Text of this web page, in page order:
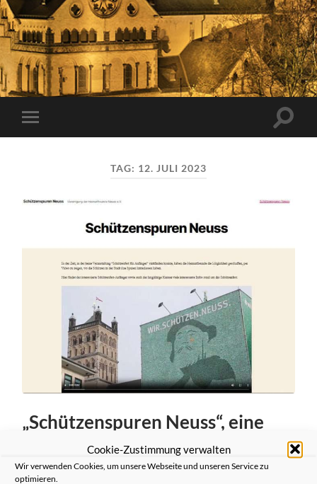
Cookie-Zustimmung verwalten
Wir verwenden Cookies, um unsere Webseite und unseren Service zu
optimieren.
Mobile-
Menü
TAG: 12. JULI 2023
„Schützenspuren Neuss“, eine
neue Internetseite der
Vereinigung der Heimatfreunde